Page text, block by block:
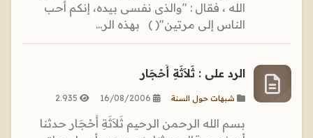
الله ، فقال : "والذى نفسى بيده، إنكم أحب
الناس إلى مرتين"( ) بهذه الر...
الرد على : ثَلاَثَةِ أَحْجَار
شبهات حول السنة 16/08/2006
2.935
بسم الله الرحمن الرحيم ثَلاَثَةِ أَحْجَار حدثنا ‏